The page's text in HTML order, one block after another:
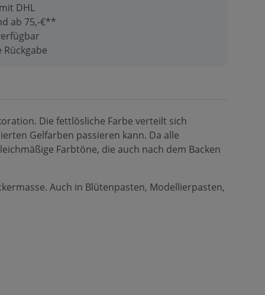
DHL
ab 75,-€**
Rückgabe
Die fettlösliche Farbe verteilt sich
Gelfarben passieren kann. Da alle
Farbtöne, die auch nach dem Backen
Auch in Blütenpasten, Modellierpasten,